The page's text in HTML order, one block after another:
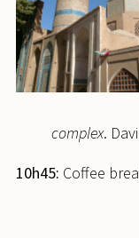
complex.
10h45: Coffee